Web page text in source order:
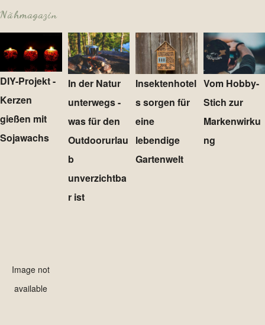
Nähmagazin
DIY-Projekt -
Kerzen
gießen mit
Sojawachs
In der Natur
unterwegs -
was für den
Outdoorurlau
b
unverzichtba
r ist
Insektenhotel
s sorgen für
eine
lebendige
Gartenwelt
Vom Hobby-
Stich zur
Markenwirku
ng
Image not
available